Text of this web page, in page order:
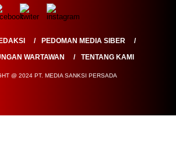
PEDOMAN MEDIA SIBER
WARTAWAN
TENTANG KAMI